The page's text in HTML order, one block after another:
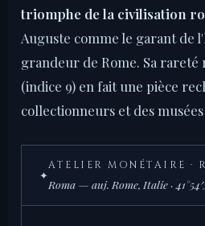
triomphe de la civilisation
Auguste comme le garant de
grandeur de Rome. Sa
(indice 9) en fait une pièce
collectionneurs et des
✦
ATELIER MONÉTAIRE ·
Roma — auj. Rome, Italie ·